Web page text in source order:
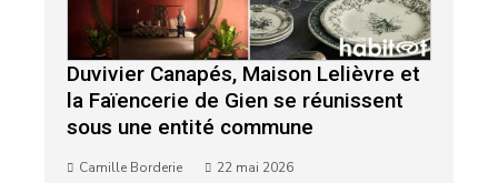
Duvivier Canapés, Maison Lelièvre et
la Faïencerie de Gien se réunissent
sous une entité commune
Camille Borderie 22 mai 2026